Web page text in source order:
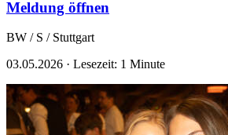
Meldung öffnen
BW / S / Stuttgart
03.05.2026 · Lesezeit: 1 Minute